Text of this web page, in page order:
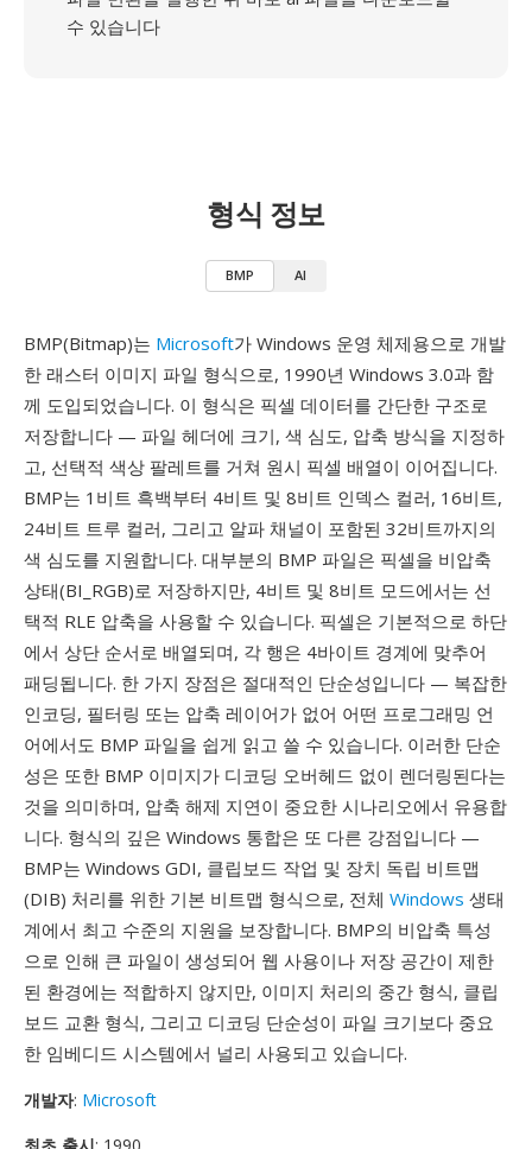
수 있습니다
형식 정보
BMP AI
BMP(Bitmap)는 Microsoft가 Windows 운영 체제용으로 개발
한 래스터 이미지 파일 형식으로, 1990년 Windows 3.0과 함
께 도입되었습니다. 이 형식은 픽셀 데이터를 간단한 구조로
저장합니다 — 파일 헤더에 크기, 색 심도, 압축 방식을 지정하
고, 선택적 색상 팔레트를 거쳐 원시 픽셀 배열이 이어집니다.
BMP는 1비트 흑백부터 4비트 및 8비트 인덱스 컬러, 16비트,
24비트 트루 컬러, 그리고 알파 채널이 포함된 32비트까지의
색 심도를 지원합니다. 대부분의 BMP 파일은 픽셀을 비압축
상태(BI_RGB)로 저장하지만, 4비트 및 8비트 모드에서는 선
택적 RLE 압축을 사용할 수 있습니다. 픽셀은 기본적으로 하단
에서 상단 순서로 배열되며, 각 행은 4바이트 경계에 맞추어
패딩됩니다. 한 가지 장점은 절대적인 단순성입니다 — 복잡한
인코딩, 필터링 또는 압축 레이어가 없어 어떤 프로그래밍 언
어에서도 BMP 파일을 쉽게 읽고 쓸 수 있습니다. 이러한 단순
성은 또한 BMP 이미지가 디코딩 오버헤드 없이 렌더링된다는
것을 의미하며, 압축 해제 지연이 중요한 시나리오에서 유용합
니다. 형식의 깊은 Windows 통합은 또 다른 강점입니다 —
BMP는 Windows GDI, 클립보드 작업 및 장치 독립 비트맵
(DIB) 처리를 위한 기본 비트맵 형식으로, 전체 Windows 생태
계에서 최고 수준의 지원을 보장합니다. BMP의 비압축 특성
으로 인해 큰 파일이 생성되어 웹 사용이나 저장 공간이 제한
된 환경에는 적합하지 않지만, 이미지 처리의 중간 형식, 클립
보드 교환 형식, 그리고 디코딩 단순성이 파일 크기보다 중요
한 임베디드 시스템에서 널리 사용되고 있습니다.
개발자: Microsoft